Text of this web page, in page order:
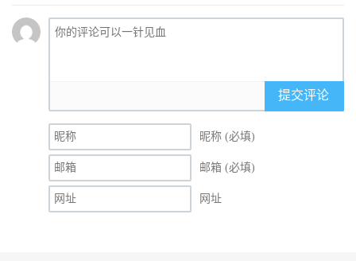
提交评论
昵称 (必填)
邮箱 (必填)
网址